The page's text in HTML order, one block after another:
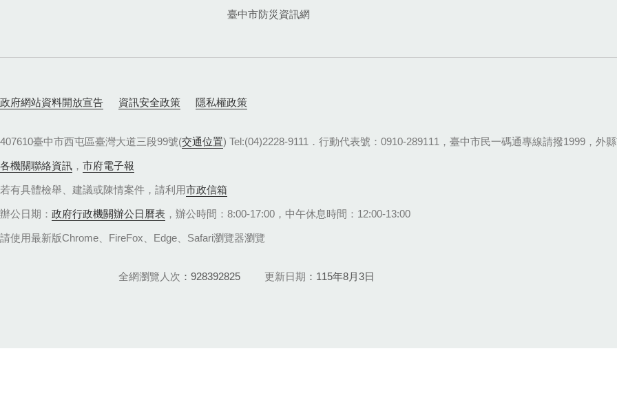
臺中市防災資訊網
政府網站資料開放宣告 資訊安全政策 隱私權政策
407610臺中市西屯區臺灣大道三段99號(交通位置) Tel:(04)2228-9111．行動代表號：0910-289111，臺中市民一碼通專線請撥1999，外
各機關聯絡資訊 ， 市府電子報
若有具體檢舉、建議或陳情案件，請利用市政信箱
辦公日期： 政府行政機關辦公日曆表 ，辦公時間：8:00-17:00，中午休息時間：12:00-13:00
請使用最新版Chrome、FireFox、Edge、Safari瀏覽器瀏覽
全網瀏覽人次 928392825 更新日期 115年8月3日